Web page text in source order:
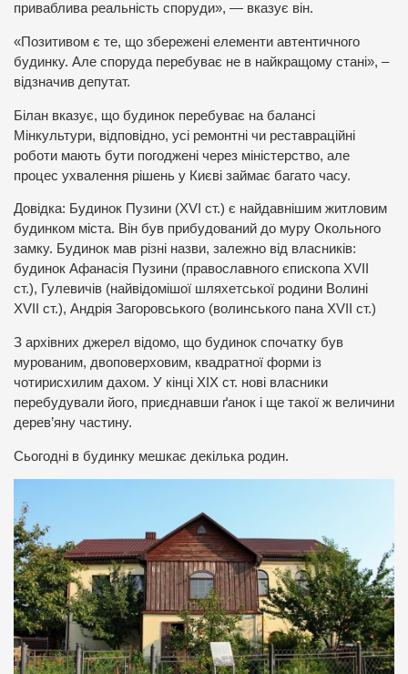
приваблива реальність споруди», — вказує він.
«Позитивом є те, що збережені елементи автентичного
будинку. Але споруда перебуває не в найкращому стані», –
відзначив депутат.
Білан вказує, що будинок перебуває на балансі
Мінкультури, відповідно, усі ремонтні чи реставраційні
роботи мають бути погоджені через міністерство, але
процес ухвалення рішень у Києві займає багато часу.
Довідка: Будинок Пузини (ХVІ ст.) є найдавнішим житловим
будинком міста. Він був прибудований до муру Окольного
замку. Будинок мав різні назви, залежно від власників:
будинок Афанасія Пузини (православного єпископа ХVІІ
ст.), Гулевичів (найвідомішої шляхетської родини Волині
ХVІІ ст.), Андрія Загоровського (волинського пана ХVІІ ст.)
З архівних джерел відомо, що будинок спочатку був
мурованим, двоповерховим, квадратної форми із
чотирисхилим дахом. У кінці ХІХ ст. нові власники
перебудували його, приєднавши ґанок і ще такої ж величини
дерев’яну частину.
Сьогодні в будинку мешкає декілька родин.